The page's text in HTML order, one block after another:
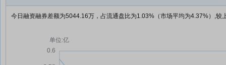
今日融资融券差额为5044.16万，占流通盘比为1.03%（市场平均为4.37%）,较